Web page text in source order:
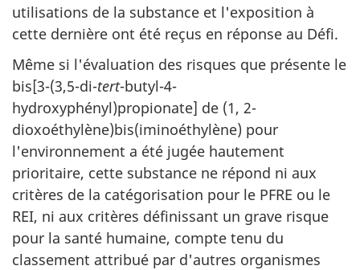
utilisations de la substance et l'exposition à
cette dernière ont été reçus en réponse au Défi.
Même si l'évaluation des risques que présente le
bis[3-(3,5-di-tert-butyl-4-
hydroxyphényl)propionate] de (1, 2-
dioxoéthylène)bis(iminoéthylène) pour
l'environnement a été jugée hautement
prioritaire, cette substance ne répond ni aux
critères de la catégorisation pour le PFRE ou le
REI, ni aux critères définissant un grave risque
pour la santé humaine, compte tenu du
classement attribué par d'autres organismes